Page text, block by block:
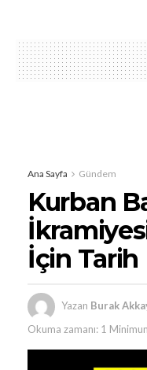
Ana Sayfa Gündem
Kurban
İçin
Yazan Burak
Okuma zamanı: 1